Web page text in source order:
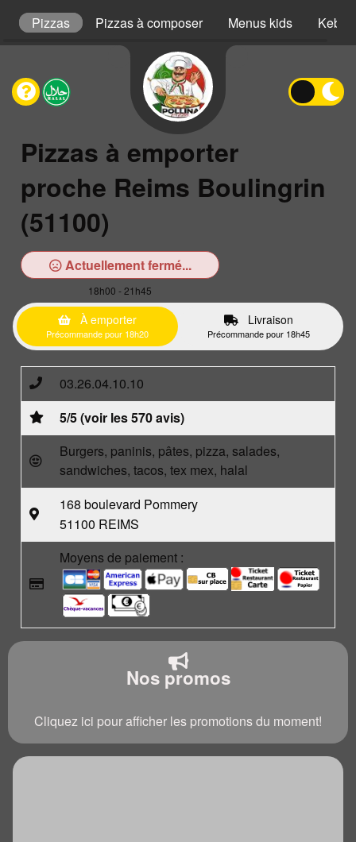
Pizzas Pizzas à composer Menus kids
Pizzas à emporter
proche Reims Boulingrin
(51100)
Actuellement fermé...
18h00 - 21h45
À emporter
Précommande pour 18h20
Livraison
Précommande pour 18h45
03.26.04.10.10
5/5 (voir les 570 avis)
Burgers, paninis, pâtes, pizza, salades,
sandwiches, tacos, tex mex, halal
168 boulevard Pommery
51100 REIMS
Moyens de paiement :
Nos promos
Cliquez ici pour afficher les promotions du moment!